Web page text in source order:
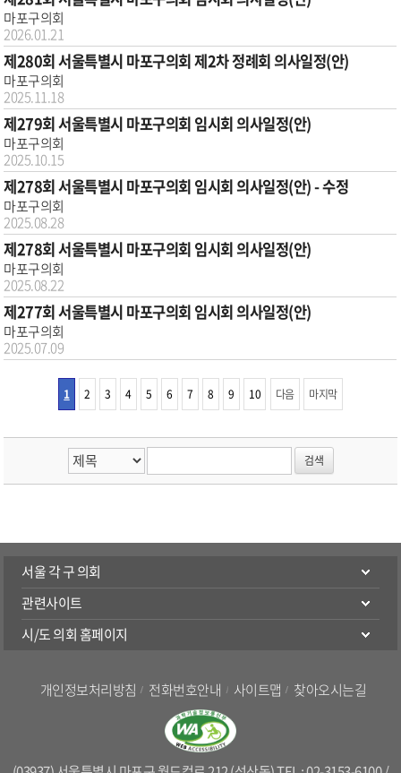
마포구의회
2026.01.21
제280회 서울특별시 마포구의회 제2차 정례회 의사일정(안)
마포구의회
2025.11.18
제279회 서울특별시 마포구의회 임시회 의사일정(안)
마포구의회
2025.10.15
제278회 서울특별시 마포구의회 임시회 의사일정(안) - 수정
마포구의회
2025.08.28
제278회 서울특별시 마포구의회 임시회 의사일정(안)
마포구의회
2025.08.22
제277회 서울특별시 마포구의회 임시회 의사일정(안)
마포구의회
2025.07.09
1 2 3 4 5 6 7 8 9 10 다음 마지막
서울 각 구 의회
관련사이트
시/도 의회 홈페이지
개인정보처리방침 전화번호안내 사이트맵 찾아오시는길